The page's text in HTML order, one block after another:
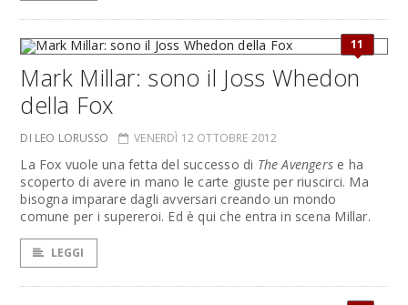
11
Mark Millar: sono il Joss Whedon
della Fox
DI LEO LORUSSO VENERDÌ 12 OTTOBRE 2012
La Fox vuole una fetta del successo di The Avengers e ha
scoperto di avere in mano le carte giuste per riuscirci. Ma
bisogna imparare dagli avversari creando un mondo
comune per i supereroi. Ed è qui che entra in scena Millar.
LEGGI